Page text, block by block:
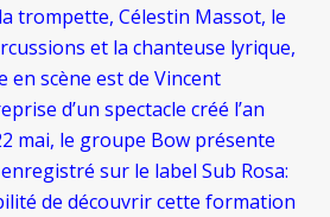
trompette, Célestin Massot, le
et la chanteuse lyrique,
en scène est de Vincent
d’un spectacle créé l’an
mai, le groupe Bow présente
sur le label Sub Rosa:
de découvrir cette formation